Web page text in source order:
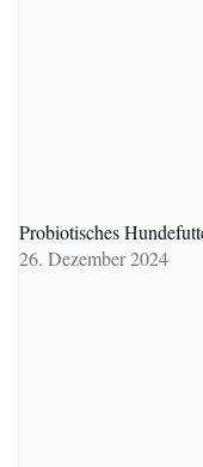
Probiotisches
26. Dezember 2024